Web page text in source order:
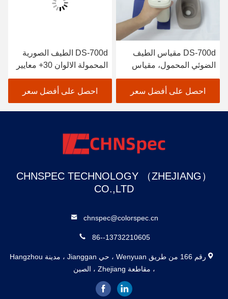
DS-700d مقياس الطيف
الضوئي المحمول، مقياس
الألوان الذكي، المعايرة
التلقائية، الانعكاس العالي
احصل على أفضل سعر
DS-700d الطيف الصورية
المحمولة الالوان 30+ معايير
القياس و 37 مصدر ضوء
التقييماحصل على أفضل سعر
CHNSPEC TECHNOLOGY （ZHEJIANG）
CO.,LTD
chnspec@colorspec.cn
86--13732210605
رقم 166 من طريق Wenyuan ، حي Jianggan ، مدينة Hangzhou
، مقاطعة Zhejiang ، الصين